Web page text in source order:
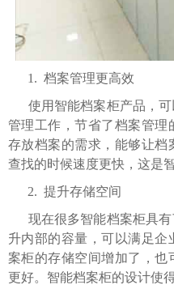
1. 档案管理更高效
使用智能档案柜产品，
管理工作，节省了档案管理
存放档案的需求，能够让档
查找的时候速度更快，这是
2. 提升存储空间
现在很多智能档案柜具
升内部的容量，可以满足企
案柜的存储空间增加了，也
更好。智能档案柜的设计使